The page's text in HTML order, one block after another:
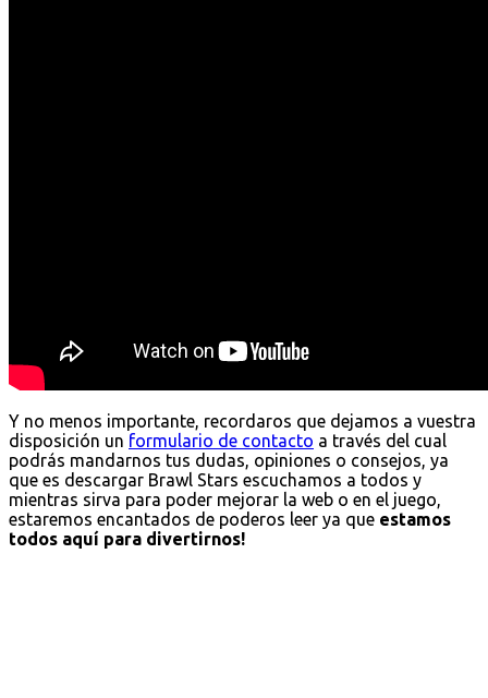
Y no menos importante, recordaros que dejamos a vuestra
disposición un formulario de contacto a través del cual
podrás mandarnos tus dudas, opiniones o consejos, ya
que es descargar Brawl Stars escuchamos a todos y
mientras sirva para poder mejorar la web o en el juego,
estaremos encantados de poderos leer ya que estamos
todos aquí para divertirnos!